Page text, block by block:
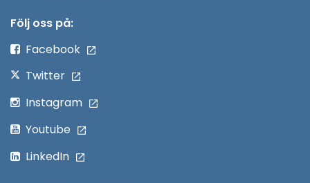
Följ oss på:
Facebook
Twitter
Instagram
Youtube
LinkedIn